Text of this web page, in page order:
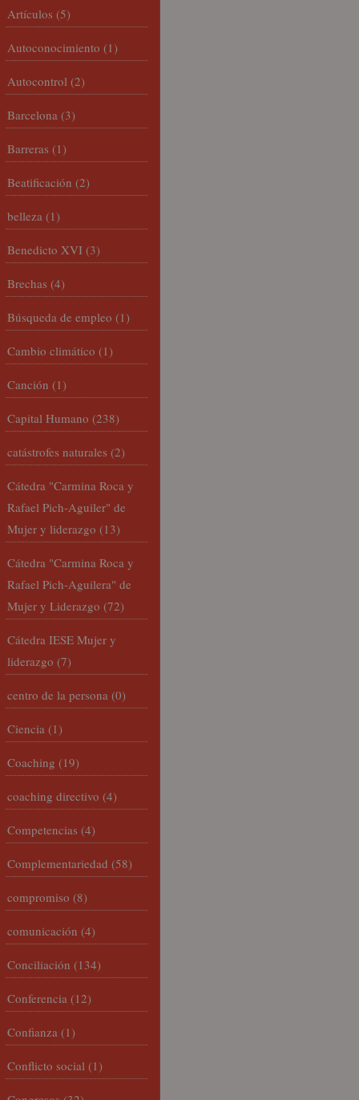
Artículos (5)
Autoconocimiento (1)
Autocontrol (2)
Barcelona (3)
Barreras (1)
Beatificación (2)
belleza (1)
Benedicto XVI (3)
Brechas (4)
Búsqueda de empleo (1)
Cambio climático (1)
Canción (1)
Capital Humano (238)
catástrofes naturales (2)
Cátedra "Carmina Roca y
Rafael Pich-Aguiler" de
Mujer y liderazgo (13)
Cátedra "Carmina Roca y
Rafael Pich-Aguilera" de
Mujer y Liderazgo (72)
Cátedra IESE Mujer y
liderazgo (7)
centro de la persona (0)
Ciencia (1)
Coaching (19)
coaching directivo (4)
Competencias (4)
Complementariedad (58)
compromiso (8)
comunicación (4)
Conciliación (134)
Conferencia (12)
Confianza (1)
Conflicto social (1)